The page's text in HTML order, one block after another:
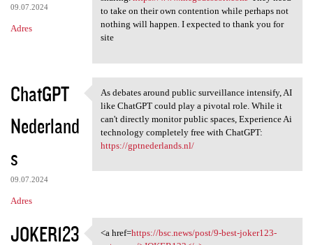
09.07.2024
Adres
to take on their own contention while perhaps not
nothing will happen. I expected to thank you for
site
ChatGPT
Nederland
s
09.07.2024
Adres
As debates around public
As debates around public surveillance intensify, AI
like ChatGPT could play a pivotal role. While it
can't directly monitor public spaces, Experience Ai
technology completely free with ChatGPT:
https://gptnederlands.nl/
JOKER123 <a href=https://bsc.news/post/9-best-joker123-